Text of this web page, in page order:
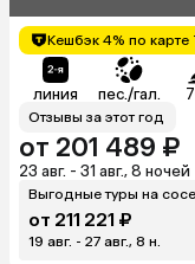
Кешбэк 4% по карте
линия пес./гал.
Отзывы за этот год
от 201 489 ₽
23 авг. - 31 авг., 8 ночей
Выгодные туры на
от 211 221 ₽
19 авг. - 27 авг., 8 н.